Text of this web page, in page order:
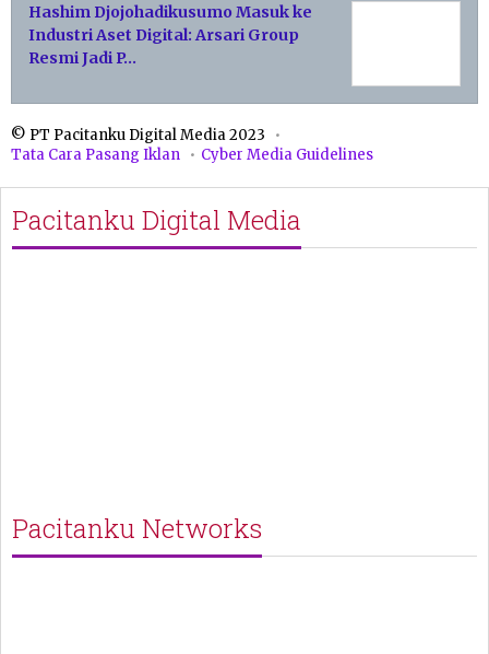
Hashim Djojohadikusumo Masuk ke
Industri Aset Digital: Arsari Group
Resmi Jadi P…
© PT Pacitanku Digital Media 2023
Tata Cara Pasang Iklan
Cyber Media Guidelines
Pacitanku Digital Media
Pacitanku Networks